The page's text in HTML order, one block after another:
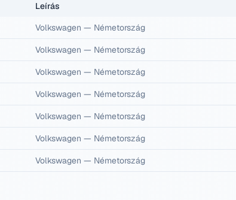
Leírás
Volkswagen — Németország
Volkswagen — Németország
Volkswagen — Németország
Volkswagen — Németország
Volkswagen — Németország
Volkswagen — Németország
Volkswagen — Németország